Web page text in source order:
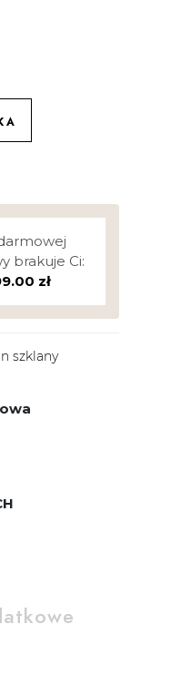
brakuje Ci:
zł
szklany